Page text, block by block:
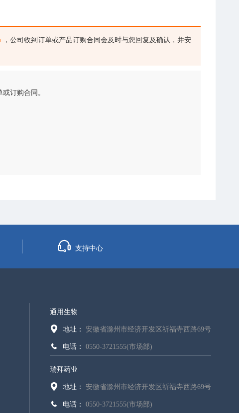
，公司收到订单或产品订购合同会及时与您回复及确认，并安
订购合同。
支持中心
通用生物
地址： 安徽省滁州市经济开发区祈福寺西路69号
电话： 0550-3721555(市场部)
瑞拜药业
地址： 安徽省滁州市经济开发区祈福寺西路69号
电话： 0550-3721555(市场部)